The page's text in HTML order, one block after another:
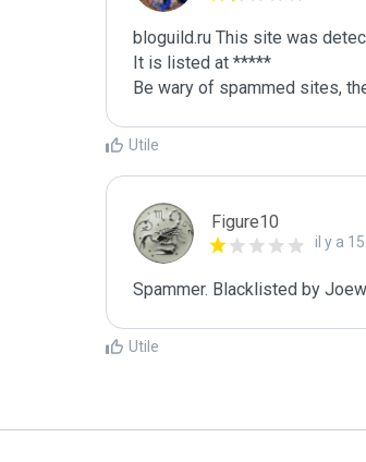
bloguild.ru This site was
It is listed at *****
Be wary of spammed sites,
Utile
Figure10
il y a
Spammer. Blacklisted by
Utile